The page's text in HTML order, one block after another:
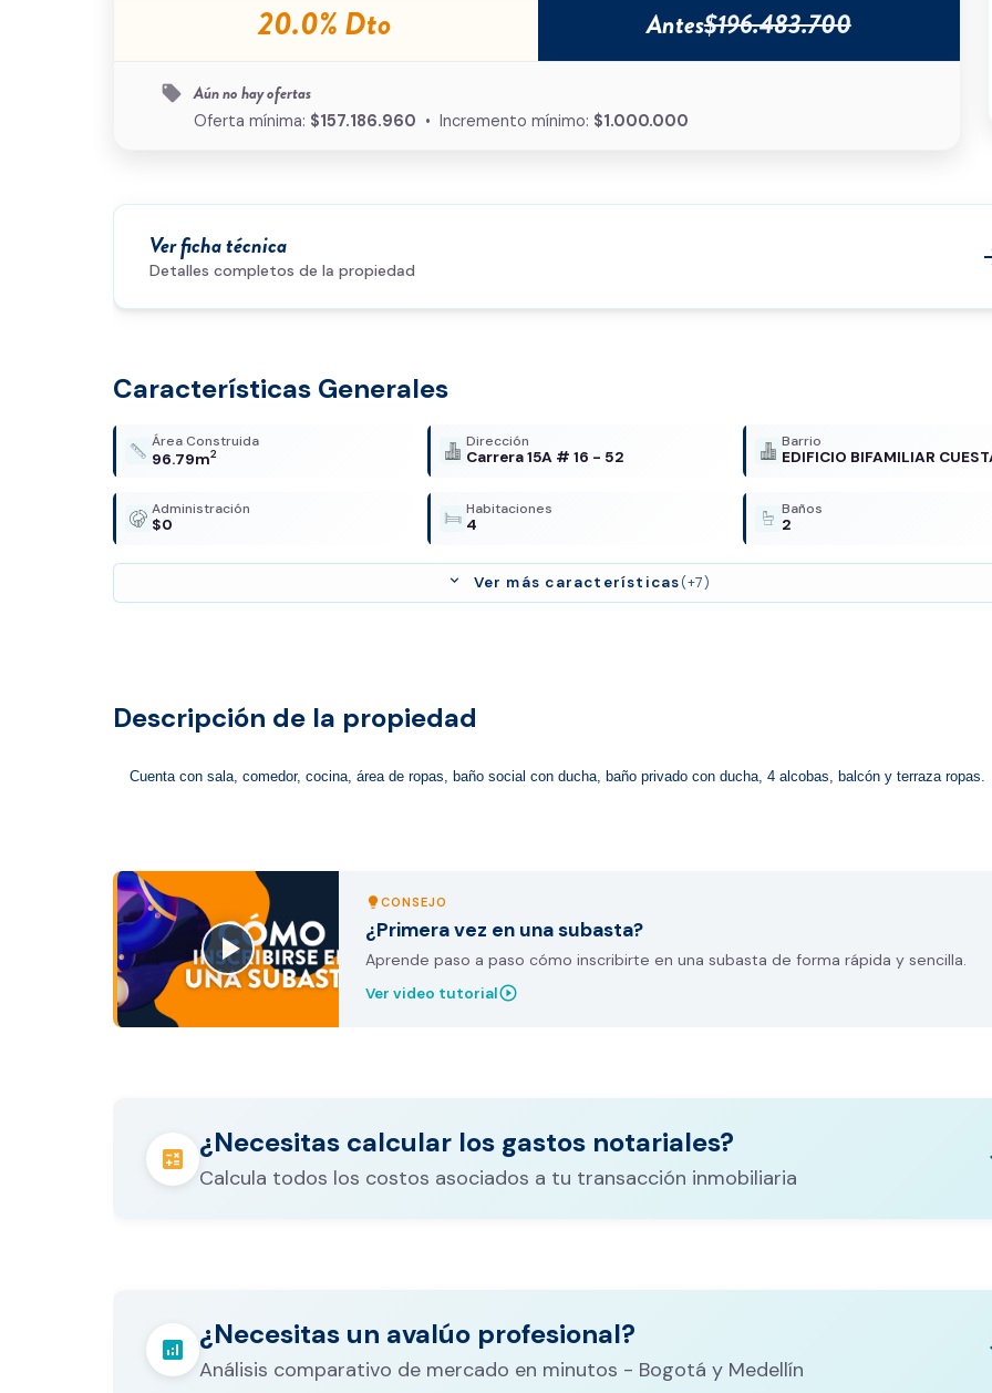
20.0% Dto
Antes$196.483.700
local_offer Aún no hay ofertas
Oferta mínima: $157.186.960 • Incremento mínimo: $1.000.000
Ver ficha técnica
Detalles completos de la propiedad
Características Generales
Área Construida
96.79m2
Dirección
Carrera 15A # 16 - 52
Barrio
EDIFICIO BIFAMILIAR
Administración
$0
Habitaciones
4
Baños
2
expand_more Ver más características(+7)
Descripción de la propiedad
Cuenta con sala, comedor, cocina, área de ropas, baño social con ducha, baño privado con ducha, 4 alcobas, balcón y terraza ropas.
lightbulb CONSEJO
¿Primera vez en una subasta?
Aprende paso a paso cómo inscribirte en una subasta de forma rápida y sencilla.
Ver video tutorialplay_circle_outline
calculate ¿Necesitas calcular los gastos notariales?
Calcula todos los costos asociados a tu transacción inmobiliaria
Los gastos notariales incluyen escrituración,
legales que varían según el valor del
inmueble.
CALCULADORA DE GASTOS NOTARIALES
analytics ¿Necesitas un avalúo profesional?
Análisis comparativo de mercado en minutos - Bogotá y Medellín